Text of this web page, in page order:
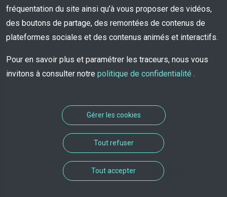
Solution de rendez-vous
développée par
fréquentation du site ainsi qu’à vous proposer des vidéos,
des boutons de partage, des remontées de contenus de
plateformes sociales et des contenus animés et interactifs.
Pour en savoir plus et paramétrer les traceurs, nous vous
invitons à consulter notre politique de confidentialité .
Gérer les cookies
Tout refuser
Tout accepter